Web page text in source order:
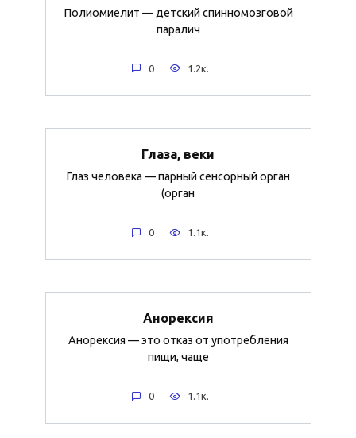
Полиомиелит — детский спинномозговой
паралич
0 1.2к.
Глаза, веки
Глаз человека — парный сенсорный орган
(орган
0 1.1к.
Анорексия
Анорексия — это отказ от употребления
пищи, чаще
0 1.1к.